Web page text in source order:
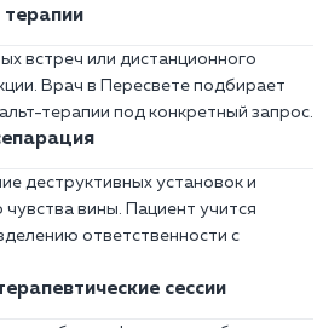
встреч или дистанционного
Врач в Пересвете подбирает
терапии под конкретный запрос.
деструктивных установок и
вины. Пациент учится
ответственности с
сессии